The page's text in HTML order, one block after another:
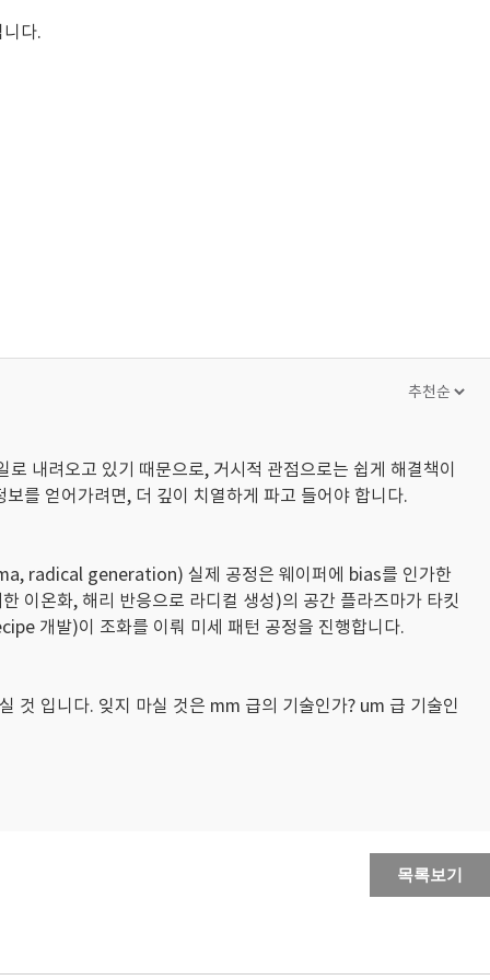
다.
내려오고 있기 때문으로, 거시적 관점으로는 쉽게 해결책이
를 얻어가려면, 더 깊이 치열하게 파고 들어야 합니다.
radical generation) 실제 공정은 웨이퍼에 bias를 인가한
온화, 해리 반응으로 라디컬 생성)의 공간 플라즈마가 타킷
개발)이 조화를 이뤄 미세 패턴 공정을 진행합니다.
것 입니다. 잊지 마실 것은 mm 급의 기술인가? um 급 기술인
목록보기